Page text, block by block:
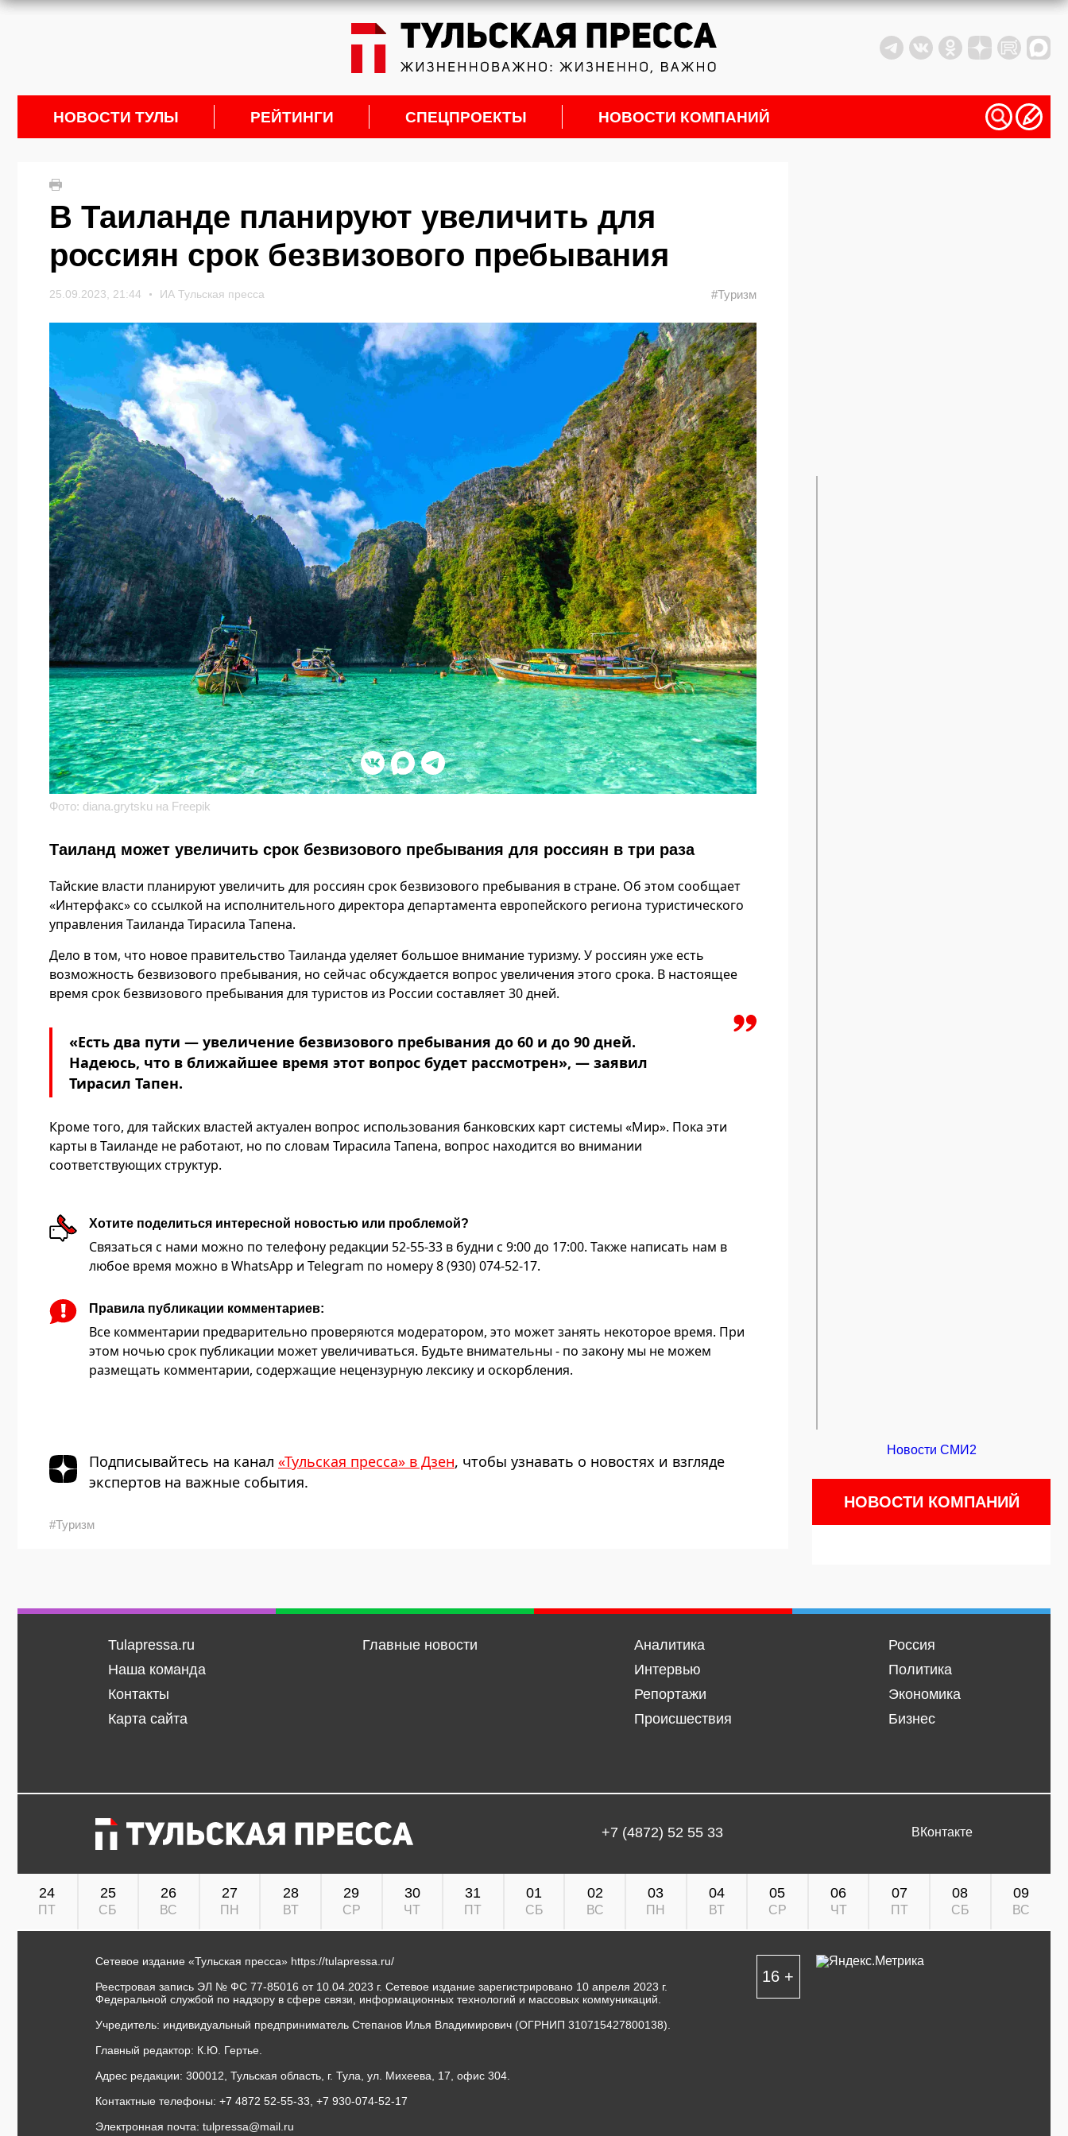
НОВОСТИ ТУЛЫ РЕЙТИНГИ СПЕЦПРОЕКТЫ НОВОСТИ КОМПАНИЙ
В Таиланде планируют увеличить для
россиян срок безвизового пребывания
25.09.2023, 21:44 ИА Тульская пресса #Туризм
Фото: diana.grytsku на Freepik
Таиланд может увеличить срок безвизового пребывания для россиян в три раза
Тайские власти планируют увеличить для россиян срок безвизового пребывания в стране. Об этом сообщает
«Интерфакс» со ссылкой на исполнительного директора департамента европейского региона туристического
управления Таиланда Тирасила Тапена.
Дело в том, что новое правительство Таиланда уделяет большое внимание туризму. У россиян уже есть
возможность безвизового пребывания, но сейчас обсуждается вопрос увеличения этого срока. В настоящее
время срок безвизового пребывания для туристов из России составляет 30 дней.
«Есть два пути — увеличение безвизового пребывания до 60 и до 90 дней.
Надеюсь, что в ближайшее время этот вопрос будет рассмотрен», — заявил
Тирасил Тапен.
Кроме того, для тайских властей актуален вопрос использования банковских карт системы «Мир». Пока эти
карты в Таиланде не работают, но по словам Тирасила Тапена, вопрос находится во внимании
соответствующих структур.
Хотите поделиться интересной новостью или проблемой?
Связаться с нами можно по телефону редакции 52-55-33 в будни с 9:00 до 17:00. Также написать нам в
любое время можно в WhatsApp и Telegram по номеру 8 (930) 074-52-17.
Правила публикации комментариев:
Все комментарии предварительно проверяются модератором, это может занять некоторое время. При
этом ночью срок публикации может увеличиваться. Будьте внимательны - по закону мы не можем
размещать комментарии, содержащие нецензурную лексику и оскорбления.
Подписывайтесь на канал «Тульская пресса» в Дзен, чтобы узнавать о новостях и взгляде
экспертов на важные события.
#Туризм
Новости СМИ2
НОВОСТИ КОМПАНИЙ
Tulapressa.ru
Наша команда
Контакты
Карта сайта
Главные новости
Аналитика
Интервью
Репортажи
Происшествия
Россия
Политика
Экономика
Бизнес
+7 (4872) 52 55 33 ВКонтакте
24
ПТ
25
СБ
26
ВС
27
ПН
28
ВТ
29
СР
30
ЧТ
31
ПТ
01
СБ
02
ВС
03
ПН
04
ВТ
05
СР
06
ЧТ
07
ПТ
08
СБ
09
ВС
Сетевое издание «Тульская пресса» https://tulapressa.ru/
Реестровая запись ЭЛ № ФС 77-85016 от 10.04.2023 г. Сетевое издание зарегистрировано 10 апреля 2023 г.
Федеральной службой по надзору в сфере связи, информационных технологий и массовых коммуникаций.
Учредитель: индивидуальный предприниматель Степанов Илья Владимирович (ОГРНИП 310715427800138).
Главный редактор: К.Ю. Гертье.
Адрес редакции: 300012, Тульская область, г. Тула, ул. Михеева, 17, офис 304.
Контактные телефоны: +7 4872 52-55-33, +7 930-074-52-17
Электронная почта: tulpressa@mail.ru
16 +